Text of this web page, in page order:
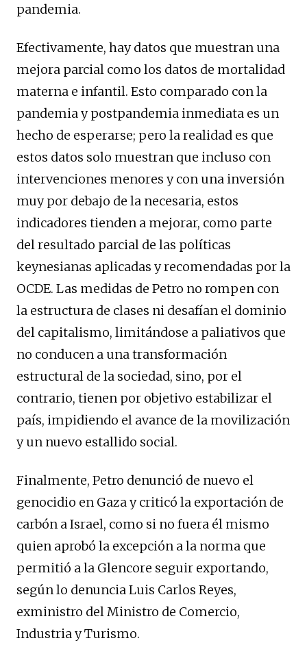
pandemia.
Efectivamente, hay datos que muestran una
mejora parcial como los datos de mortalidad
materna e infantil. Esto comparado con la
pandemia y postpandemia inmediata es un
hecho de esperarse; pero la realidad es que
estos datos solo muestran que incluso con
intervenciones menores y con una inversión
muy por debajo de la necesaria, estos
indicadores tienden a mejorar, como parte
del resultado parcial de las políticas
keynesianas aplicadas y recomendadas por la
OCDE. Las medidas de Petro no rompen con
la estructura de clases ni desafían el dominio
del capitalismo, limitándose a paliativos que
no conducen a una transformación
estructural de la sociedad, sino, por el
contrario, tienen por objetivo estabilizar el
país, impidiendo el avance de la movilización
y un nuevo estallido social.
Finalmente, Petro denunció de nuevo el
genocidio en Gaza y criticó la exportación de
carbón a Israel, como si no fuera él mismo
quien aprobó la excepción a la norma que
permitió a la Glencore seguir exportando,
según lo denuncia Luis Carlos Reyes,
exministro del Ministro de Comercio,
Industria y Turismo.